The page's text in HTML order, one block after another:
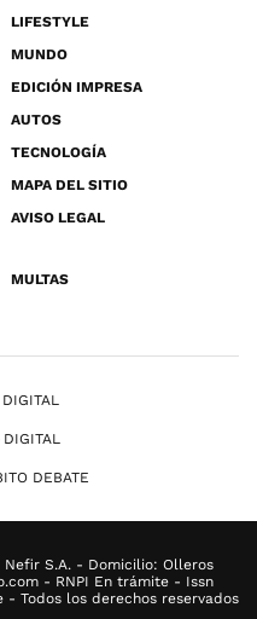
LIFESTYLE
MUNDO
EDICIÓN IMPRESA
AUTOS
TECNOLOGÍA
MAPA DEL SITIO
AVISO LEGAL
MULTAS
DIGITAL
DIGITAL
DEBATE
S.A. - Domicilio: Olleros
- RNPI En trámite - Issn
- Todos los derechos reservados